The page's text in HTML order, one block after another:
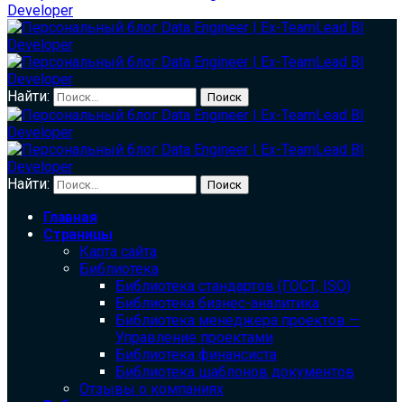
Найти:
Найти:
Главная
Страницы
Карта сайта
Библиотека
Библиотека cтандартов (ГОСТ, ISO)
Библиотека бизнес-аналитика
Библиотека менеджера проектов —
Управление проектами
Библиотека финансиста
Библиотека шаблонов документов
Отзывы о компаниях